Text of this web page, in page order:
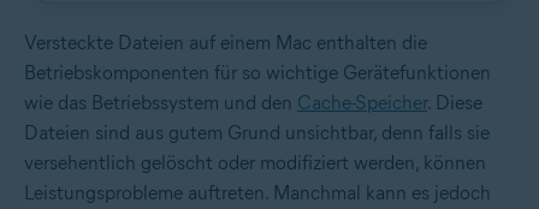
Versteckte Dateien auf einem Mac enthalten die
Betriebskomponenten für so wichtige Gerätefunktionen
wie das Betriebssystem und den Cache-Speicher. Diese
Dateien sind aus gutem Grund unsichtbar, denn falls sie
versehentlich gelöscht oder modifiziert werden, können
Leistungsprobleme auftreten. Manchmal kann es jedoch